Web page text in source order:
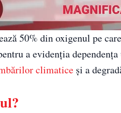
50% din oxigenul pe
a evidenția
climatice și a